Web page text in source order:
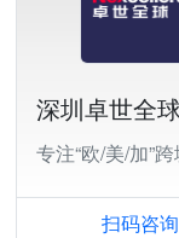
扫码咨询